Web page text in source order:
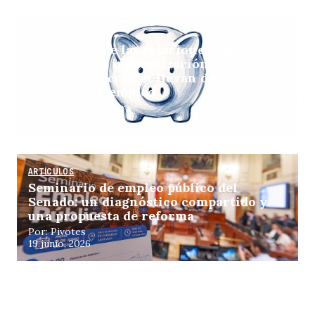
Solo el 14% de las relaciones laborales
termina con indemnización, y el 60%
de quienes acceden llevan dos años o
menos en el empleo
Por: Pulso La Tercera
ARTÍCULOS
Seminario de empleo público del
Senado: un diagnóstico compartido y
una propuesta de reforma
Por: Pivotes
19 junio, 2026